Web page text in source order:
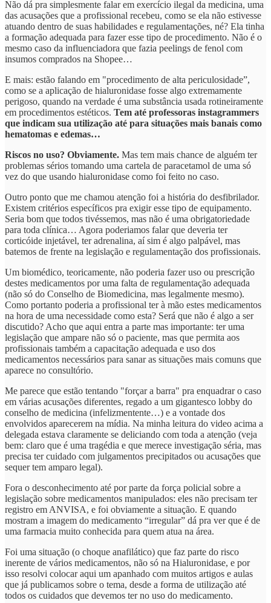
Não dá pra simplesmente falar em exercício ilegal da medicina, uma
das acusações que a profissional recebeu, como se ela não estivesse
atuando dentro de suas habilidades e regulamentações, né? Ela tinha
a formação adequada para fazer esse tipo de procedimento. Não é o
mesmo caso da influenciadora que fazia peelings de fenol com
insumos comprados na Shopee…
E mais: estão falando em "procedimento de alta periculosidade”,
como se a aplicação de hialuronidase fosse algo extremamente
perigoso, quando na verdade é uma substância usada rotineiramente
em procedimentos estéticos. Tem até professoras instagrammers
que indicam sua utilização até para situações mais banais como
hematomas e edemas…
Riscos no uso? Obviamente. Mas tem mais chance de alguém ter
problemas sérios tomando uma cartela de paracetamol de uma só
vez do que usando hialuronidase como foi feito no caso.
Outro ponto que me chamou atenção foi a história do desfibrilador.
Existem critérios específicos pra exigir esse tipo de equipamento.
Seria bom que todos tivéssemos, mas não é uma obrigatoriedade
para toda clínica… Agora poderiamos falar que deveria ter
corticóide injetável, ter adrenalina, aí sim é algo palpável, mas
batemos de frente na legislação e regulamentação dos profissionais.
Um biomédico, teoricamente, não poderia fazer uso ou prescrição
destes medicamentos por uma falta de regulamentação adequada
(não só do Conselho de Biomedicina, mas legalmente mesmo).
Como portanto poderia a profissional ter à mão estes medicamentos
na hora de uma necessidade como esta? Será que não é algo a ser
discutido? Acho que aqui entra a parte mas importante: ter uma
legislação que ampare não só o paciente, mas que permita aos
profissionais também a capacitação adequada e uso dos
medicamentos necessários para sanar as situações mais comuns que
aparece no consultório.
Me parece que estão tentando "forçar a barra" pra enquadrar o caso
em várias acusações diferentes, regado a um gigantesco lobby do
conselho de medicina (infelizmentente…) e a vontade dos
envolvidos aparecerem na mídia. Na minha leitura do video acima a
delegada estava claramente se deliciando com toda a atenção (veja
bem: claro que é uma tragédia e que merece investigação séria, mas
precisa ter cuidado com julgamentos precipitados ou acusações que
sequer tem amparo legal).
Fora o desconhecimento até por parte da força policial sobre a
legislação sobre medicamentos manipulados: eles não precisam ter
registro em ANVISA, e foi obviamente a situação. E quando
mostram a imagem do medicamento “irregular” dá pra ver que é de
uma farmacia muito conhecida para quem atua na área.
Foi uma situação (o choque anafilático) que faz parte do risco
inerente de vários medicamentos, não só na Hialuronidase, e por
isso resolvi colocar aqui um apanhado com muitos artigos e aulas
que já publicamos sobre o tema, desde a forma de utilização até
todos os cuidados que devemos ter no uso do medicamento.